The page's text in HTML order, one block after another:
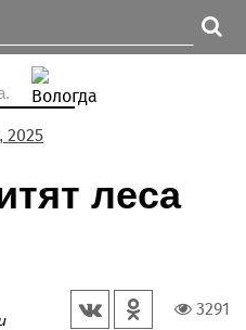
2025
леса
3291